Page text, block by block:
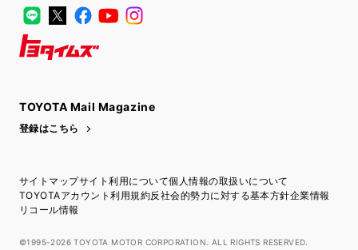
LINE
X FacebookYouTube
TOYOTA Mail Magazine
登録はこちら
サイトマップサイト利用について個人情報の取扱いについて
TOYOTAアカウント利用規約反社会的勢力に対する基本方針企業情報
リコール情報
©1995-2026 TOYOTA MOTOR CORPORATION. ALL RIGHTS RESERVED.